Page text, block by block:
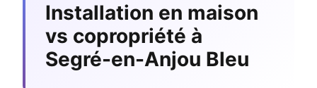
Installation en maison
vs copropriété à
Segré-en-Anjou Bleu